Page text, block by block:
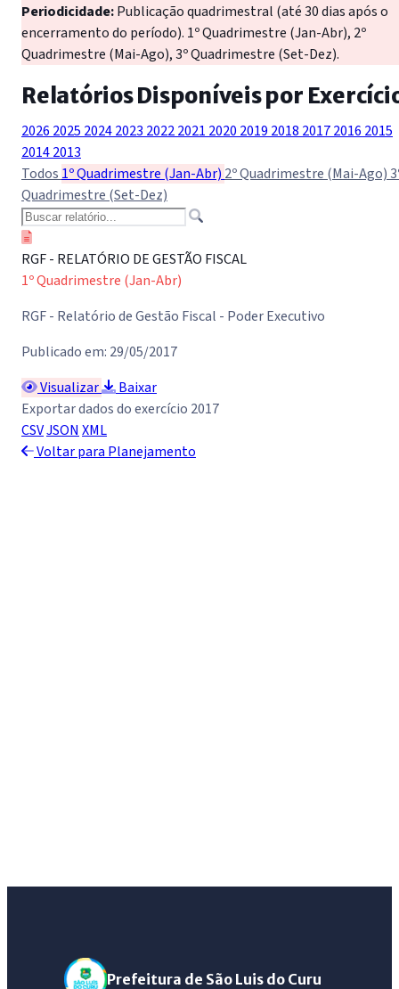
Periodicidade:Publicação quadrimestral (até 30 dias após o
encerramento do período). 1º Quadrimestre (Jan-Abr), 2º
Quadrimestre (Mai-Ago), 3º Quadrimestre (Set-Dez).
Relatórios Disponíveis por
2026 2025 20242023 20222021 2020 2019 2018 20172016 2015
20142013
Todos 1º Quadrimestre (Jan-Abr) 2º Quadrimestre (Mai-Ago)
Quadrimestre (Set-Dez)
RGF - RELATÓRIO DE GESTÃO FISCAL
1º Quadrimestre (Jan-Abr)
RGF - Relatório de Gestão Fiscal - Poder Executivo
Publicado em: 29/05/2017
Visualizar
Baixar
Exportar dados do exercício 2017
CSVJSON XML
Voltar para Planejamento
Prefeitura de São Luis do Curu